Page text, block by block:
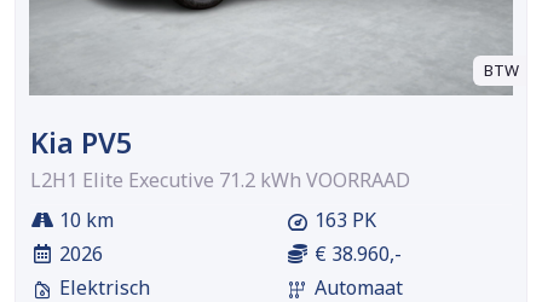
BTW
Kia PV5
L2H1 Elite Executive 71.2 kWh VOORRAAD
10 km
2026
Elektrisch
163 PK
€ 38.960,-
Automaat